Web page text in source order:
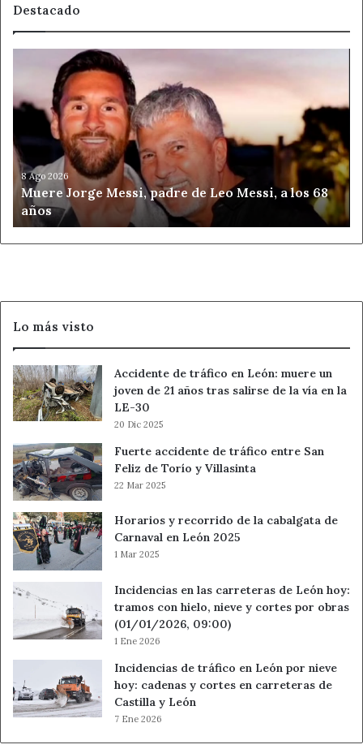
Destacado
Messi,
padre
Leo
Messi,
los
68
años
8 Ago 2026
Muere Jorge Messi, padre de Leo Messi, a los 68
años
Lo más visto
Accidente de tráfico en León: muere un
joven de 21 años tras salirse de la vía en la
LE-30
20 Dic 2025
Fuerte accidente de tráfico entre San
Feliz de Torío y Villasinta
22 Mar 2025
Horarios y recorrido de la cabalgata de
Carnaval en León 2025
1 Mar 2025
Incidencias en las carreteras de León hoy:
tramos con hielo, nieve y cortes por obras
(01/01/2026, 09:00)
1 Ene 2026
Incidencias de tráfico en León por nieve
hoy: cadenas y cortes en carreteras de
Castilla y León
7 Ene 2026